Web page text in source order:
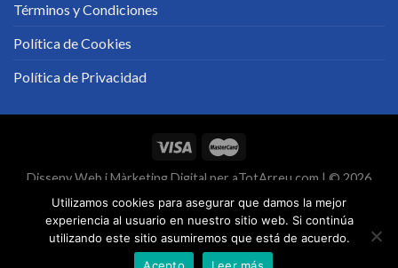
Términos y Condiciones
Política de Cookies
Política de Privacidad
Disseny Web iMàrketing Digital per aTotArreu.com | © 2026
Utilizamos cookies para asegurar que damos la mejor
experiencia al usuario en nuestro sitio web. Si continúa
utilizando este sitio asumiremos que está de acuerdo.
Acepto
Leer más